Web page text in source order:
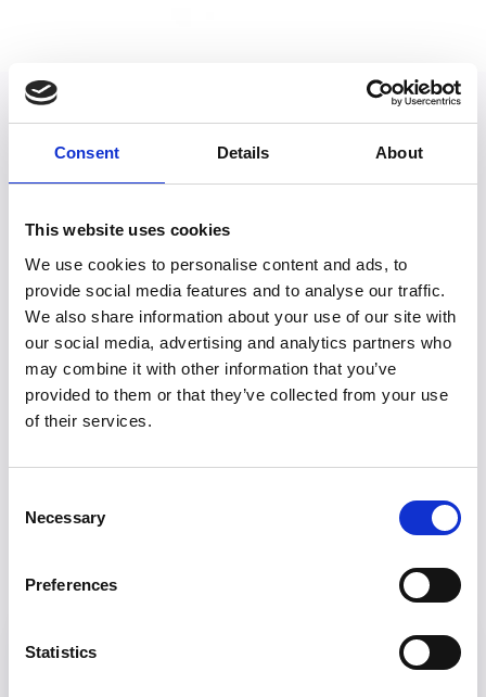
Consent Details About
This website uses cookies
We use cookies to personalise content and ads, to
provide social media features and to analyse our traffic.
We also share information about your use of our site with
our social media, advertising and analytics partners who
may combine it with other information that you’ve
provided to them or that they’ve collected from your use
of their services.
Selection
Necessary
Preferences
Statistics
Descoperă Destinațiile
și Ofertele
Oferte exclusive la destinațiile tale favorite
MAREA BRITANIE